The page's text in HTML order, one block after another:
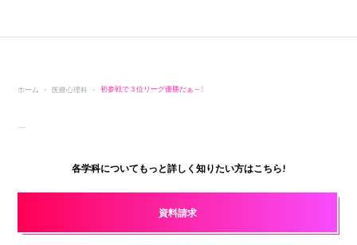
ホーム 医療心理科 初参戦で３位リーグ優勝だぁ～！
各学科についてもっと詳しく知りたい方はこちら!
資料請求